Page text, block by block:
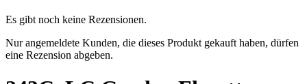
Es gibt noch keine Rezensionen.
Nur angemeldete Kunden, die dieses Produkt gekauft haben, dürfen
eine Rezension abgeben.